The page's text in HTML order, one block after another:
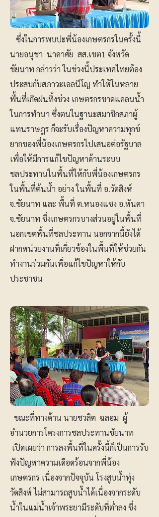
ซึ่งในการพบปะพี่น้องเกษตรกรในครั้งนี้
นายอนุชา นาคาศัย สส.เขต1 จังหวัด
ชัยนาท กล่าวว่า ในช่วงนี้ประเทศไทยต้อง
ประสบกับสภาวะเอลนีโญ ทำให้ในหลาย
พื้นที่เกิดฝนทิ้งช่วง เกษตรกรขาดแคลนน้ำ
ในการทำนา ซึ่งตนในฐานะสมาชิกสภาผู้
แทนราษฎร ก็จะรับเรื่องปัญหาความทุกข์
ยากของพี่น้องเกษตรกรไปเสนอต่อรัฐบาล
เพื่อให้มีการแก้ไขปัญหาด้านระบบ
ชลประทานในพื้นที่ให้กับพี่น้องเกษตรกร
ในพื้นที่ต้นน้ำ อย่าง ในพื้นที่ อ.วัดสิงห์
จ.ชัยนาท และ พื้นที่ ต.หนองแซง อ.หันคา
จ.ชัยนาท ซึ่งเกษตรกรบางส่วนอยู่ในพื้นที่
นอกเขตพื้นที่ชลประทาน นอกจากนี้ยังได้
ฝากหน่วยงานที่เกี่ยวข้องในพื้นที่ให้ช่วยกัน
ทำงานร่วมกันเพื่อแก้ไขปัญหาให้กับ
ประชาชน
ขณะที่ทางด้าน นายชวลิต ฉลอม ผู้
อำนวยการโครงการชลประทานชัยนาท
เปิดเผยว่า การลงพื้นที่ในครั้งนี้ก็เป็นการรับ
ฟังปัญหาความเดือดร้อนจากพี่น้อง
เกษตรกร เนื่องจากปัจจุบัน โรงสูบน้ำทุ่ง
วัดสิงห์ ไม่สามารถสูบน้ำได้เนื่องจากระดับ
น้ำในแม่น้ำเจ้าพระยามีระดับที่ต่ำลง ซึ่ง